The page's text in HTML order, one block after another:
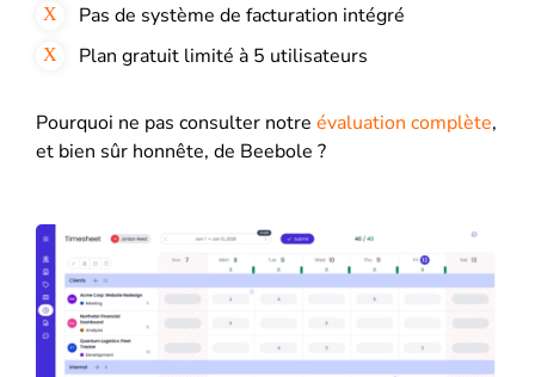
Pas de système de facturation intégré
Plan gratuit limité à 5 utilisateurs
Pourquoi ne pas consulter notre évaluation complète,
et bien sûr honnête, de Beebole ?